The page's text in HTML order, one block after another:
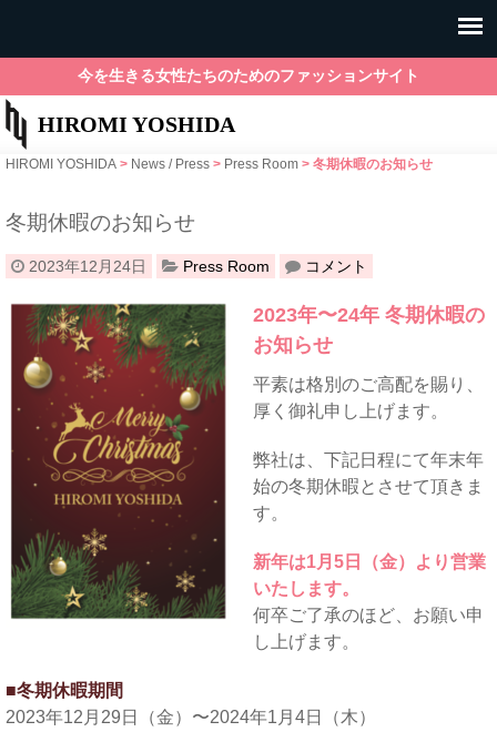
HIROMI YOSHIDA
今を生きる女性たちのためのファッションサイト
HIROMI YOSHIDA > News / Press > Press Room > 冬期休暇のお知らせ
冬期休暇のお知らせ
2023年12月24日 Press Room コメント
2023年〜24年 冬期休暇の
お知らせ
平素は格別のご高配を賜り、
厚く御礼申し上げます。
弊社は、下記日程にて年末年
始の冬期休暇とさせて頂きま
す。
新年は1月5日（金）より営業
いたします。
何卒ご了承のほど、お願い申
し上げます。
冬期休暇期間
2023年12月29日（金）〜2024年1月4日（木）